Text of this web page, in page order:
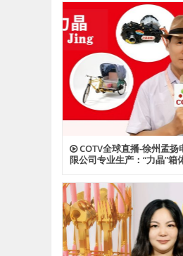
COTV全球直播-徐州孟扬
限公司专业生产：“力晶”箱
电板等产品；设计创新、款
迎全球新老客户前来洽谈采
家光临！